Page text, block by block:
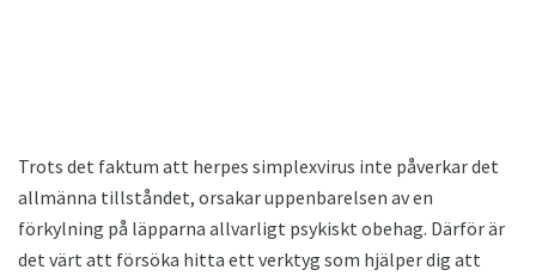
Trots det faktum att herpes simplexvirus inte påverkar det
allmänna tillståndet, orsakar uppenbarelsen av en
förkylning på läpparna allvarligt psykiskt obehag. Därför är
det värt att försöka hitta ett verktyg som hjälper dig att